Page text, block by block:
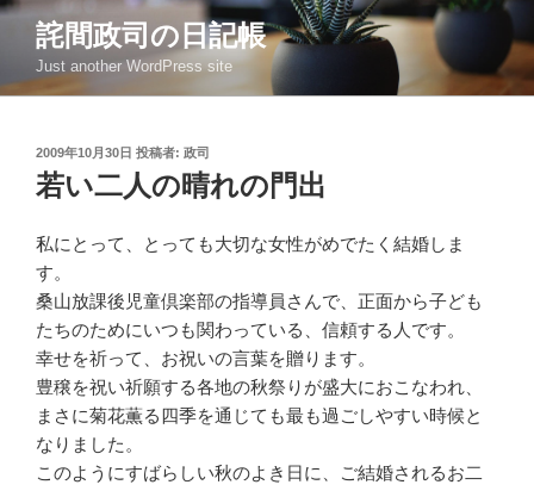
コ
ン
詫間政司の日記帳
Just another WordPress site
投
稿
日:
2009年10月30日 投稿者: 政司
若い二人の晴れの門出
私にとって、とっても大切な女性がめでたく結婚しま
す。
桑山放課後児童倶楽部の指導員さんで、正面から子ども
たちのためにいつも関わっている、信頼する人です。
幸せを祈って、お祝いの言葉を贈ります。
豊穣を祝い祈願する各地の秋祭りが盛大におこなわれ、
まさに菊花薫る四季を通じても最も過ごしやすい時候と
なりました。
このようにすばらしい秋のよき日に、ご結婚されるお二